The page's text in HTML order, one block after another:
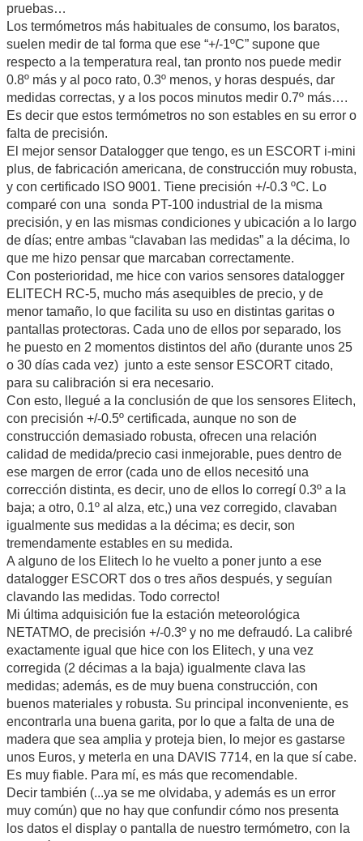
pruebas…
Los termómetros más habituales de consumo, los baratos,
suelen medir de tal forma que ese “+/-1ºC” supone que
respecto a la temperatura real, tan pronto nos puede medir
0.8º más y al poco rato, 0.3º menos, y horas después, dar
medidas correctas, y a los pocos minutos medir 0.7º más….
Es decir que estos termómetros no son estables en su error o
falta de precisión.
El mejor sensor Datalogger que tengo, es un ESCORT i-mini
plus, de fabricación americana, de construcción muy robusta,
y con certificado ISO 9001. Tiene precisión +/-0.3 ºC. Lo
comparé con una sonda PT-100 industrial de la misma
precisión, y en las mismas condiciones y ubicación a lo largo
de días; entre ambas “clavaban las medidas” a la décima, lo
que me hizo pensar que marcaban correctamente.
Con posterioridad, me hice con varios sensores datalogger
ELITECH RC-5, mucho más asequibles de precio, y de
menor tamaño, lo que facilita su uso en distintas garitas o
pantallas protectoras. Cada uno de ellos por separado, los
he puesto en 2 momentos distintos del año (durante unos 25
o 30 días cada vez) junto a este sensor ESCORT citado,
para su calibración si era necesario.
Con esto, llegué a la conclusión de que los sensores Elitech,
con precisión +/-0.5º certificada, aunque no son de
construcción demasiado robusta, ofrecen una relación
calidad de medida/precio casi inmejorable, pues dentro de
ese margen de error (cada uno de ellos necesitó una
corrección distinta, es decir, uno de ellos lo corregí 0.3º a la
baja; a otro, 0.1º al alza, etc,) una vez corregido, clavaban
igualmente sus medidas a la décima; es decir, son
tremendamente estables en su medida.
A alguno de los Elitech lo he vuelto a poner junto a ese
datalogger ESCORT dos o tres años después, y seguían
clavando las medidas. Todo correcto!
Mi última adquisición fue la estación meteorológica
NETATMO, de precisión +/-0.3º y no me defraudó. La calibré
exactamente igual que hice con los Elitech, y una vez
corregida (2 décimas a la baja) igualmente clava las
medidas; además, es de muy buena construcción, con
buenos materiales y robusta. Su principal inconveniente, es
encontrarla una buena garita, por lo que a falta de una de
madera que sea amplia y proteja bien, lo mejor es gastarse
unos Euros, y meterla en una DAVIS 7714, en la que sí cabe.
Es muy fiable. Para mí, es más que recomendable.
Decir también (...ya se me olvidaba, y además es un error
muy común) que no hay que confundir cómo nos presenta
los datos el display o pantalla de nuestro termómetro, con la